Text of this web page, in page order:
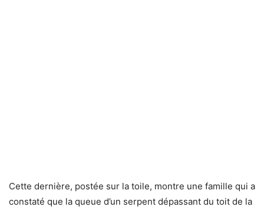
Cette dernière, postée sur la toile, montre une famille qui a
constaté que la queue d’un serpent dépassant du toit de la